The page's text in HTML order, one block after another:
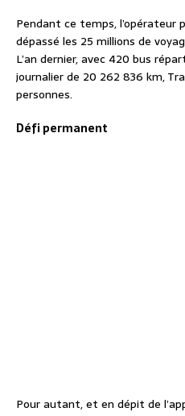
Pendant ce temps, l’opérateur
dépassé les 25 millions de
L’an dernier, avec 420 bus
journalier de 20 262 836 km,
personnes.
Défi permanent
Pour autant, et en dépit de